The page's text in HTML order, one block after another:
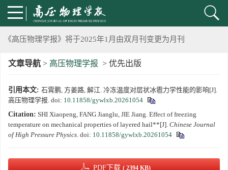
2024年上海光源同步辐射大压机实验技术培训班通知
《高压物理学报》将于2025年1月由双月刊变更为月刊
动载下材料物性机器学习与高通量研究专刊征稿启事
《高压物理学报》第二届青年编委会招募启事
《高压物理学报》2023年度优秀审稿人和优秀论文评选结果
文章导航 > 高压物理学报 > 优先出版
引用本文: 石霄鹏, 方姜路, 解江. 冷冻温度对层状冰雹力学性能的影响[J].
高压物理学报. doi: 10.11858/gywlxb.20261054
Citation: SHI Xiaopeng, FANG Jianglu, JIE Jiang. Effect of freezing
temperature on mechanical properties of layered hail**[J]. Chinese Journal
of High Pressure Physics. doi: 10.11858/gywlxb.20261054
PDF下载 ( 2394 KB)